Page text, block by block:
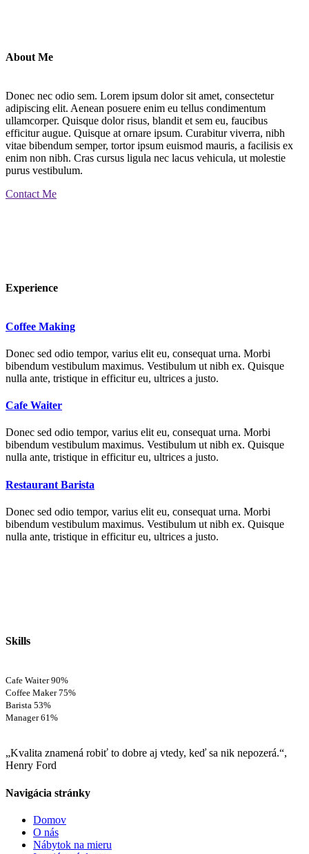
About Me
Donec nec odio sem. Lorem ipsum dolor sit amet, consectetur
adipiscing elit. Aenean posuere enim eu tellus condimentum
ullamcorper. Quisque dolor risus, blandit et sem eu, faucibus
efficitur augue. Quisque at ornare ipsum. Curabitur viverra, nibh
vitae bibendum semper, tortor ipsum euismod mauris, a facilisis ex
enim non nibh. Cras cursus ligula nec lacus vehicula, ut molestie
purus vestibulum.
Contact Me
Experience
Coffee Making
Donec sed odio tempor, varius elit eu, consequat urna. Morbi
bibendum vestibulum maximus. Vestibulum ut nibh ex. Quisque
nulla ante, tristique in efficitur eu, ultrices a justo.
Cafe Waiter
Donec sed odio tempor, varius elit eu, consequat urna. Morbi
bibendum vestibulum maximus. Vestibulum ut nibh ex. Quisque
nulla ante, tristique in efficitur eu, ultrices a justo.
Restaurant Barista
Donec sed odio tempor, varius elit eu, consequat urna. Morbi
bibendum vestibulum maximus. Vestibulum ut nibh ex. Quisque
nulla ante, tristique in efficitur eu, ultrices a justo.
Skills
Cafe Waiter90%
Coffee Maker75%
Barista 53%
Manager61%
„Kvalita znamená robiť to dobre aj vtedy, keď sa nik nepozerá.“,
Henry Ford
Navigácia stránky
Domov
O nás
Nábytok na mieru